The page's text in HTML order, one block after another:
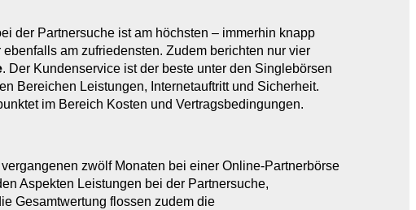
der Partnersuche ist am höchsten – immerhin knapp
am zufriedensten. Zudem berichten nur vier
. Der Kundenservice ist der beste unter den Singlebörsen
Bereichen Leistungen, Internetauftritt und Sicherheit.
im Bereich Kosten und Vertragsbedingungen.
zwölf Monaten bei einer Online-Partnerbörse
Aspekten Leistungen bei der Partnersuche,
Gesamtwertung flossen zudem die